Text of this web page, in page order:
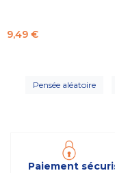
Prix
9,49 €
Pensée aléatoire
Paiement